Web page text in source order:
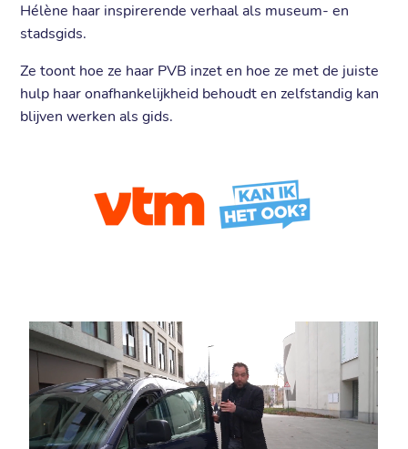
Hélène haar inspirerende verhaal als museum- en
stadsgids.
Ze toont hoe ze haar PVB inzet en hoe ze met de juiste
hulp haar onafhankelijkheid behoudt en zelfstandig kan
blijven werken als gids.